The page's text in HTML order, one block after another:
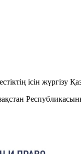
iсiн жүргiзу